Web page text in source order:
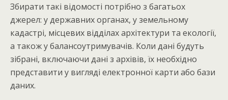
Збирати такі відомості потрібно з багатьох
джерел: у державних органах, у земельному
кадастрі, місцевих відділах архітектури та екології,
а також у балансоутримувачів. Коли дані будуть
зібрані, включаючи дані з архівів, їх необхідно
представити у вигляді електронної карти або бази
даних.